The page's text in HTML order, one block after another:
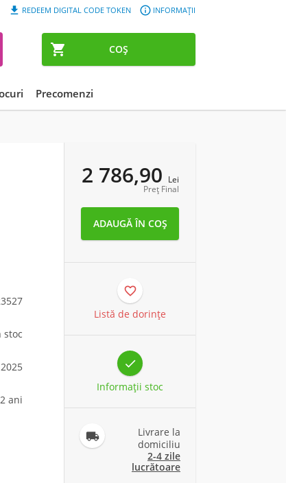
 COȘ
 INFORMAȚII
 REDEEM DIGITAL CODE TOKEN
Precomenzi
stoc
2 ani
2 786,90 Lei
Preț Final

Listă de dorințe

Informaţii stoc

Livrare la
domiciliu
2-4 zile
lucrătoare